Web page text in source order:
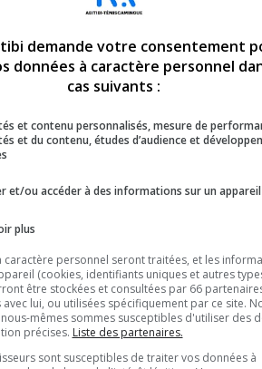
plus tard, Des gens d’ici se
demande votre consentement
données à caractère personnel
cas suivants :
et contenu personnalisés, mesure de
et du contenu, études d’audience et
et/ou accéder à des informations sur un appareil
plus
caractère personnel seront traitées, et les
(cookies, identifiants uniques et autres
être stockées et consultées par 66
lui, ou utilisées spécifiquement par ce site.
mêmes sommes susceptibles d'utiliser des
précises. Liste des partenaires.
sont susceptibles de traiter vos données à